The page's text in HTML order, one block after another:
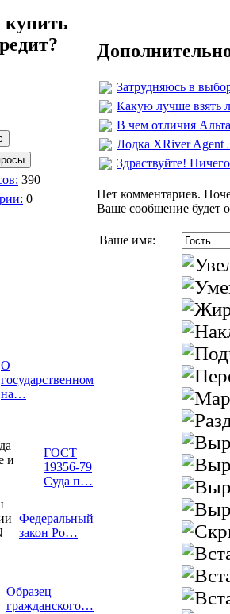
390
0
О
государственном
на…
ГОСТ
19356-79
Суда п…
Федеральный
закон Ро…
Образец
гражданского…
Затрудняюсь в
Какую лучше взять
В чем отличия
Лодка XRiver Agent
Здраствуйте!
Нет комментариев.
Ваше сообщение будет
Ваше имя: